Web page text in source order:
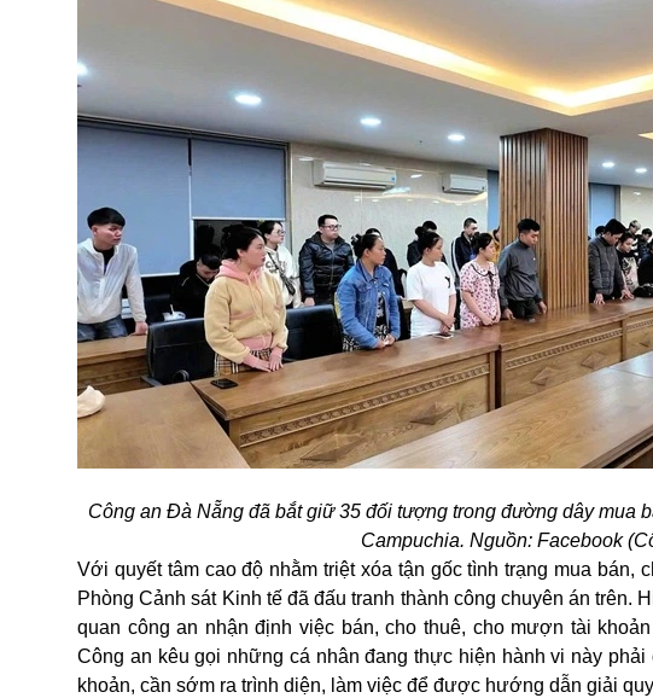
Công an Đà Nẵng đã bắt giữ 35 đối tượng trong đường dây mua
Campuchia. Nguồn: Facebook
Với quyết tâm cao độ nhằm triệt xóa tận gốc tình trạng mua
Phòng Cảnh sát Kinh tế đã đấu tranh thành công chuyên án
quan công an nhận định việc bán, cho thuê, cho mượn tài
Công an kêu gọi những cá nhân đang thực hiện hành vi này
khoản, cần sớm ra trình diện, làm việc để được hướng dẫn giải